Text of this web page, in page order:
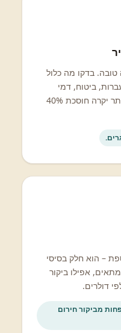
בדקו מה כלול
ביטוח, דמי
ביטול. לפעמים חבילה ב-20% יותר יקרה חוסכת 40%
– הוא חלק בסיסי
אפילו ביקור
דולרים.
מביקור חירום